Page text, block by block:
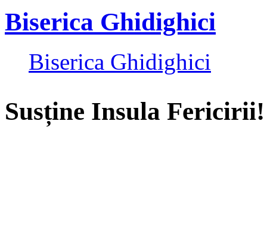
Biserica Ghidighici
Biserica Ghidighici
Susține Insula Fericirii!